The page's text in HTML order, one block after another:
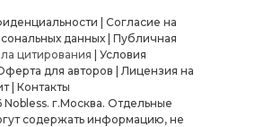
| Согласие на
данных| Публичная
цитирования | Условия
для авторов | Лицензия на
| Контакты
г.Москва. Отдельные
содержать информацию, не